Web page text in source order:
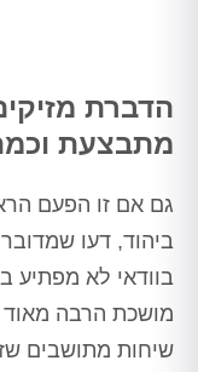
הדברת
מתבצעת
גם אם זו הפעם
ביהוד, דעו
בוודאי לא מפתיע
מושכת הרבה מאוד
שיחות מתושבים